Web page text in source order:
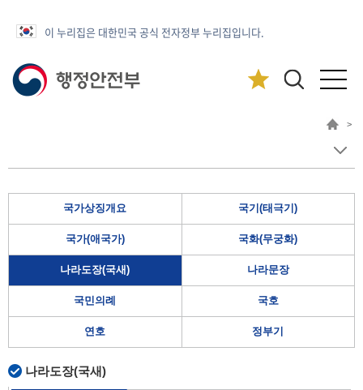
이 누리집은 대한민국 공식 전자정부 누리집입니다.
>
국가상징개요 국기(태극기)
국가(애국가) 국화(무궁화)
나라도장(국새) 나라문장
국민의례 국호
연호 정부기
나라도장(국새)